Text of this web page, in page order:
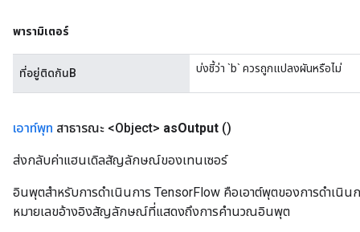
พารามิเตอร์
ที่อยู่ติดกันB บ่งชี้ว่า `b` ควรถูกแปลงผันหรือไม่
เอาท์พุท สาธารณะ <Object> asOutput ()
ส่งกลับค่าแฮนเดิลสัญลักษณ์ของเทนเซอร์
อินพุตสำหรับการดำเนินการ TensorFlow คือเอาต์พุตของการดำเนิน
หมายเลขอ้างอิงสัญลักษณ์ที่แสดงถึงการคำนวณอินพุต